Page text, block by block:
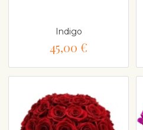
Indigo
45,00 €